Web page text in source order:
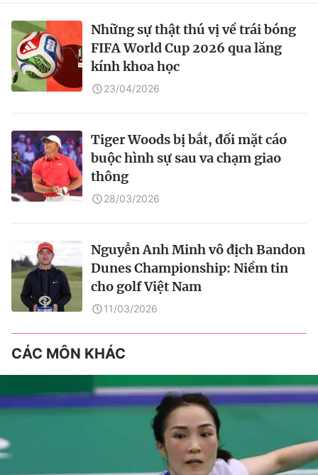
Những sự thật thú vị về trái bóng
FIFA World Cup 2026 qua lăng
kính khoa học
23/04/2026
Tiger Woods bị bắt, đối mặt cáo
buộc hình sự sau va chạm giao
thông
28/03/2026
Nguyễn Anh Minh vô địch Bandon
Dunes Championship: Niềm tin
cho golf Việt Nam
11/03/2026
CÁC MÔN KHÁC